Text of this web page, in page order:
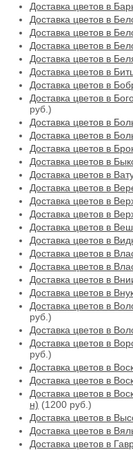
Доставка цветов в
Доставка цветов в
Доставка цветов в
Доставка цветов в
Доставка цветов в
Доставка цветов в
Доставка цветов в
Доставка цветов в
руб.)
Доставка цветов в
Доставка цветов в
Доставка цветов в
Доставка цветов в
Доставка цветов в
Доставка цветов в
Доставка цветов в
Доставка цветов в
Доставка цветов в
Доставка цветов в
Доставка цветов в
Доставка цветов в
Доставка цветов в
Доставка цветов в
Доставка цветов в
руб.)
Доставка цветов в
Доставка цветов в
руб.)
Доставка цветов в
Доставка цветов в
Доставка цветов в
н) (1200 руб.)
Доставка цветов в
Доставка цветов в
Доставка цветов в